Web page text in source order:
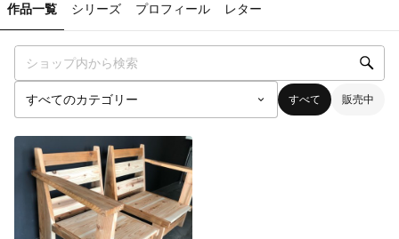
作品一覧 シリーズ プロフィール レター
すべて 販売中